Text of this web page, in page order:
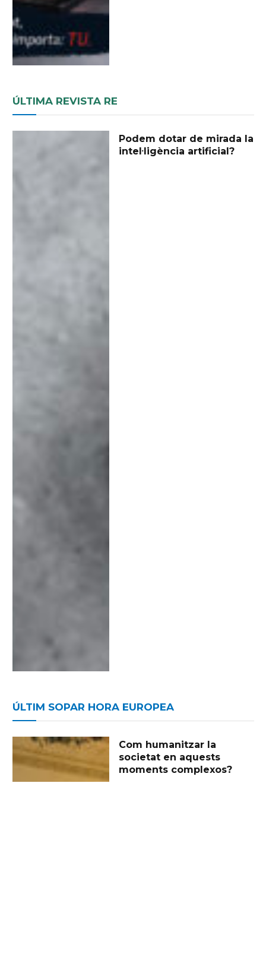
ÚLTIMA REVISTA RE
Podem dotar de mirada la
intel·ligència artificial?
ÚLTIM SOPAR HORA EUROPEA
Com humanitzar la
societat en aquests
moments complexos?